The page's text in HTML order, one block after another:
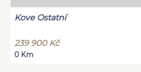
Kove Ostatní
239 900 Kč
0 Km